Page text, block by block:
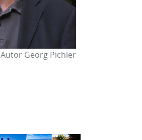
Autor Georg Pichler